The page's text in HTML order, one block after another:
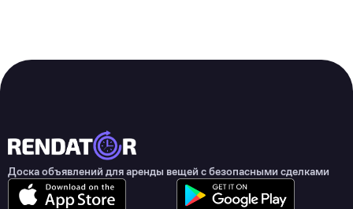
Доска объявлений для аренды вещей с безопасными сделками